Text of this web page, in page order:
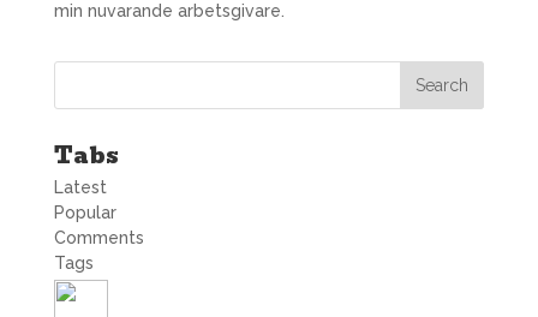
min nuvarande arbetsgivare.
Tabs
Latest
Popular
Comments
Tags